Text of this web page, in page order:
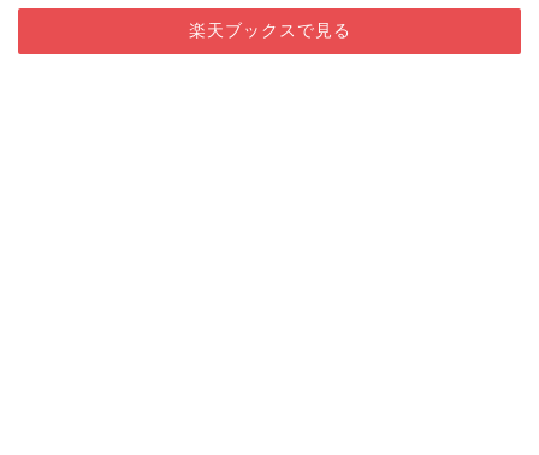
楽天ブックスで見る